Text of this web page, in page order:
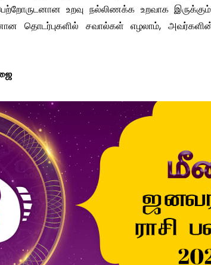
உறவு நல்லிணக்க உறவாக
தொடர்புகளில் சவால்கள் எழலாம்,